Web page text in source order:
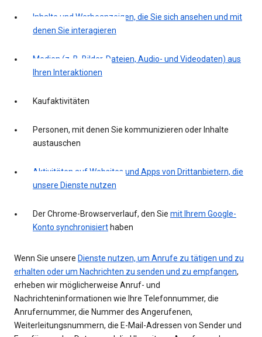
Inhalte und Werbeanzeigen, die Sie sich ansehen und mit
denen Sie interagieren
Medien (z. B. Bilder, Dateien, Audio- und Videodaten) aus
Ihren Interaktionen
Kaufaktivitäten
Personen, mit denen Sie kommunizieren oder Inhalte
austauschen
Aktivitäten auf Websites und Apps von Drittanbietern, die
unsere Dienste nutzen
Der Chrome-Browserverlauf, den Sie mit Ihrem Google-
Konto synchronisiert haben
Wenn Sie unsere Dienste nutzen, um Anrufe zu tätigen und zu
erhalten oder um Nachrichten zu senden und zu empfangen,
erheben wir möglicherweise Anruf- und
Nachrichteninformationen wie Ihre Telefonnummer, die
Anrufernummer, die Nummer des Angerufenen,
Weiterleitungsnummern, die E-Mail-Adressen von Sender und